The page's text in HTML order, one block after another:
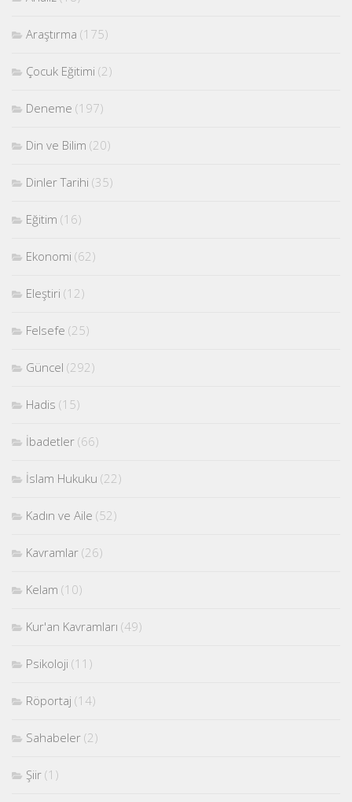
Araştırma (175)
Çocuk Eğitimi (2)
Deneme (197)
Din ve Bilim (20)
Dinler Tarihi (35)
Eğitim (16)
Ekonomi (62)
Eleştiri (12)
Felsefe (25)
Güncel (292)
Hadis (15)
İbadetler (66)
İslam Hukuku (22)
Kadın ve Aile (52)
Kavramlar (26)
Kelam (10)
Kur'an Kavramları (49)
Psikoloji (11)
Röportaj (14)
Sahabeler (2)
Şiir (1)